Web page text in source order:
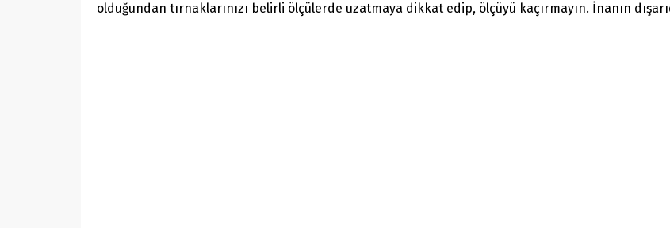
olduğundan tırnaklarınızı belirli ölçülerde uzatmaya dikkat edip, ölçüyü kaçırmayın. İnanın